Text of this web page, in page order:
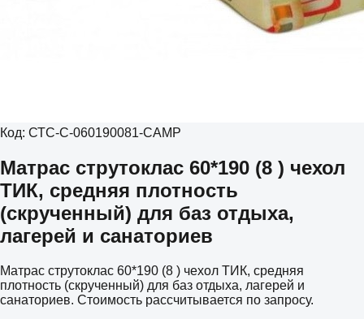
Код: СТС-С-060190081-CAMP
Матрас струтоклас 60*190 (8 ) чехол
ТИК, средняя плотность
(скрученный) для баз отдыха,
лагерей и санаториев
Матрас струтоклас 60*190 (8 ) чехол ТИК, средняя
плотность (скрученный) для баз отдыха, лагерей и
санаториев. Стоимость рассчитывается по запросу.